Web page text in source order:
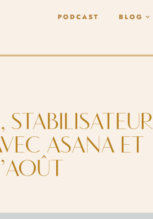
PODCAST BLOG
ASANA ET